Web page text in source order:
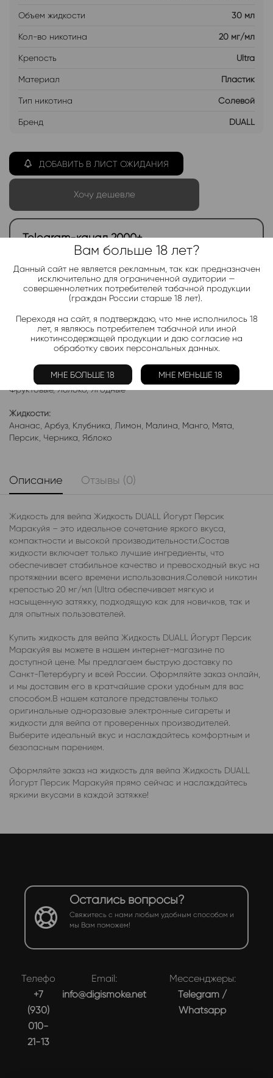
Объем жидкости 30 мл
Кол-во никотина 20 мг/мл
Крепость Ultra
Материал Пластик
Тип никотина Солевой
Бренд DUALL
ДОБАВИТЬ В ЛИСТ ОЖИДАНИЯ
Хочу дешевле
Telegram-канал 2000+
Актуальные новинки и акции каждые день!
Подписаться
Добавить в избранное
Категории:
Жидкость DUAL SALT LIGHT
Электронки:
Ананас,Арбуз,Бабл-Гам,Банан ,Виноград,Вишня,Гранат
Клубника ,Лимон, Манго Мороженое,Мята,Персик
Фруктовые,Яблоко,Ягодные
Жидкости:
Ананас Арбуз Клубника Лимон Малина Манго Мята
Персик Черника Яблоко
Описание Отзывы (0)
Жидкость для вейпа Жидкость DUALL Йогурт Персик
Маракуйя – это идеальное сочетание яркого вкуса,
компактности и высокой производительности.Состав
жидкости включает только лучшие ингредиенты, что
обеспечивает стабильное качество и превосходный вкус на
протяжении всего времени использования.Солевой никотин
крепостью 20 мг/мл (Ultra обеспечивает мягкую и
насыщенную затяжку, подходящую как для новичков, так и
для опытных пользователей.
Купить жидкость для вейпа Жидкость DUALL Йогурт Персик
Маракуйя вы можете в нашем интернет-магазине по
доступной цене. Мы предлагаем быструю доставку по
Санкт-Петербургу и всей России. Оформляйте заказ онлайн,
и мы доставим его в кратчайшие сроки удобным для вас
способом.В нашем каталоге представлены только
оригинальные одноразовые электронные сигареты и
жидкости для вейпа от проверенных производителей.
Выберите идеальный вкус и наслаждайтесь комфортным и
безопасным парением.
Оформляйте заказ на жидкость для вейпа Жидкость DUALL
Йогурт Персик Маракуйя прямо сейчас и наслаждайтесь
яркими вкусами в каждой затяжке!
Остались вопросы?
Свяжитесь с нами любым удобным способом и
мы Вам поможем!
Телефон:
+7
(930)
010-
21-13
Email:
info@digismoke.net
Мессенджеры:
Telegram /
Whatsapp
Вам больше 18 лет?
Данный сайт не является рекламным, так как предназначен
исключительно для ограниченной аудитории —
совершеннолетних потребителей табачной продукции
(граждан России старше 18 лет).
Переходя на сайт, я подтверждаю, что мне исполнилось 18
лет, я являюсь потребителем табачной или иной
никотинсодержащей продукции и даю согласие на
обработку своих персональных данных.
МНЕ БОЛЬШЕ 18 МНЕ МЕНЬШЕ 18